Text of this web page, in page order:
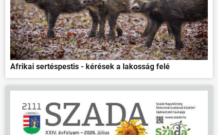
Afrikai sertéspestis - kérések a lakosság felé